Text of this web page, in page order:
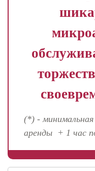
(*) - минимальная
аренды + 1 час